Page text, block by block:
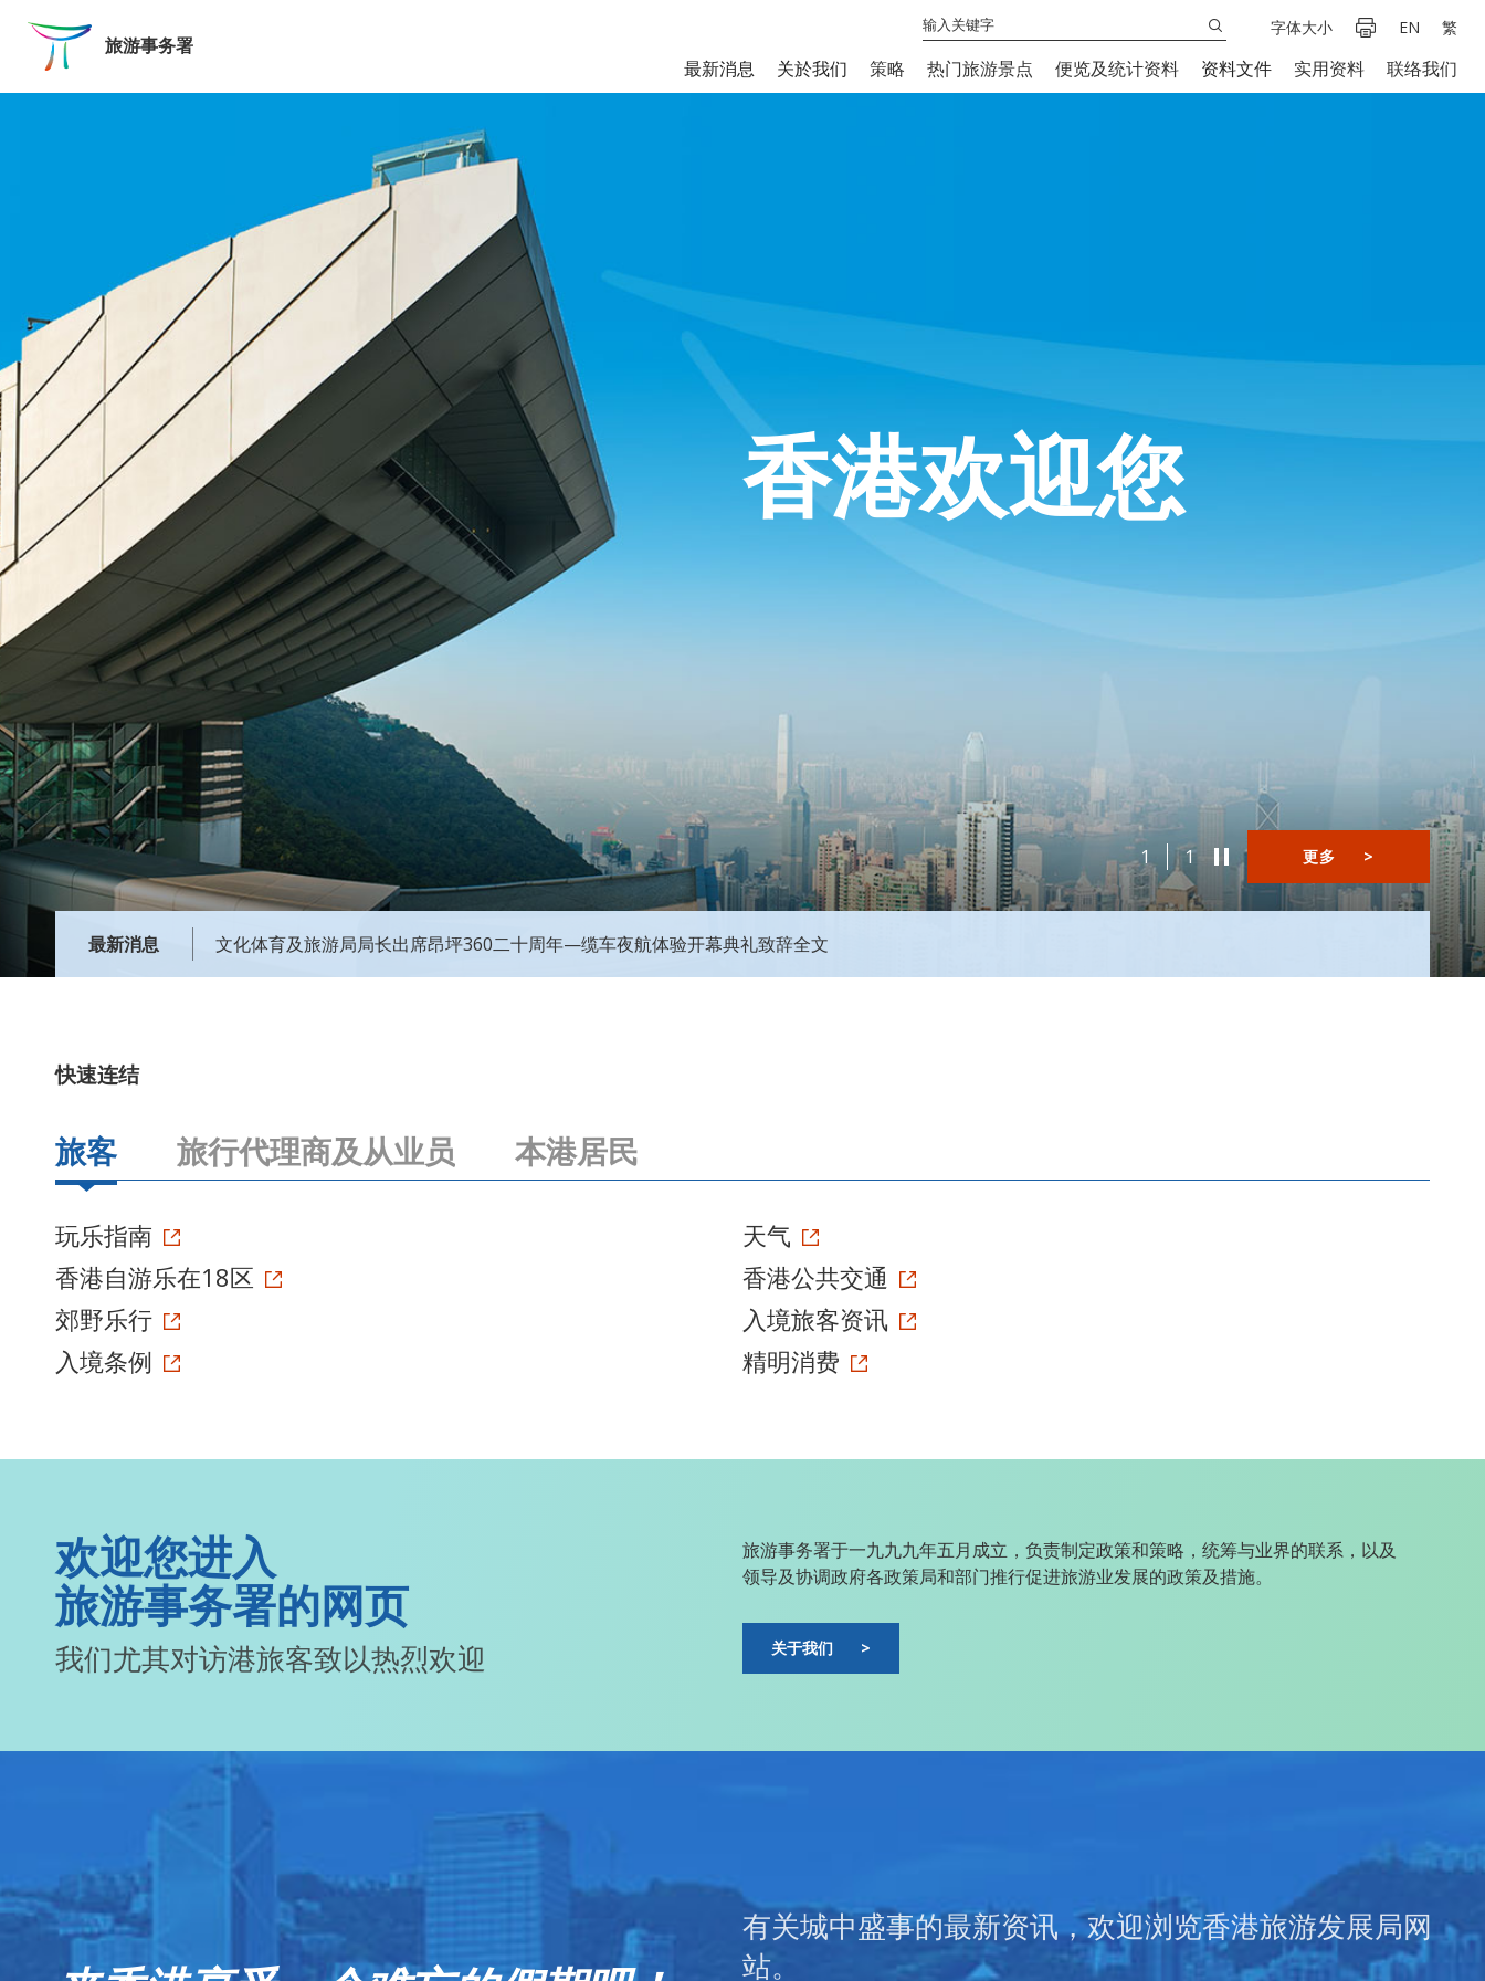
旅游事务署
字体大小 EN 繁
最新消息 关於我们 策略 热门旅游景点 便览及统计资料 资料文件 实用资料 联络我们
香港欢迎您
1 1 更多 >
最新消息 文化体育及旅游局局长出席昂坪360二十周年—缆车夜航体验开幕典礼致辞全文
快速连结
旅客 旅行代理商及从业员 本港居民
玩乐指南
香港自游乐在18区
郊野乐行
入境条例
天气
香港公共交通
入境旅客资讯
精明消费
欢迎您进入
旅游事务署的网页
我们尤其对访港旅客致以热烈欢迎
旅游事务署于一九九九年五月成立，负责制定政策和策略，统筹与业界的联系，以及
领导及协调政府各政策局和部门推行促进旅游业发展的政策及措施。
关于我们 >
有关城中盛事的最新资讯，欢迎浏览香港旅游发展局网
站。